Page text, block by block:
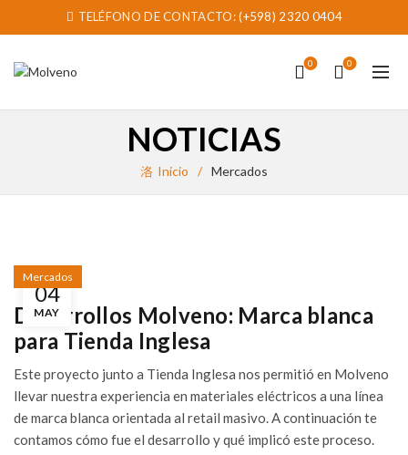
TELÉFONO DE CONTACTO:(+598) 2320 0404
0 0
NOTICIAS
Inicio Mercados
04
MAY
Mercados
Desarrollos Molveno: Marca blanca
para Tienda Inglesa
Este proyecto junto a Tienda Inglesa nos permitió en Molveno
llevar nuestra experiencia en materiales eléctricos a una línea
de marca blanca orientada al retail masivo. A continuación te
contamos cómo fue el desarrollo y qué implicó este proceso.
NUEVO
LANZAMIENTO: